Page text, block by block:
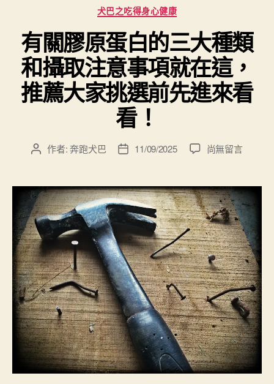
分
類
犬巴之吃得身心健康
有關膠原蛋白的三大種類
和攝取注意事項就在這，
推薦大家挑選前先進來看
看！
文
者
作者:奔跑犬巴
文
佈
日
期
11/09/2025
在
膠
原
蛋
白
的
三
大
種
類
和
攝
取
注
意
事
尚無留言